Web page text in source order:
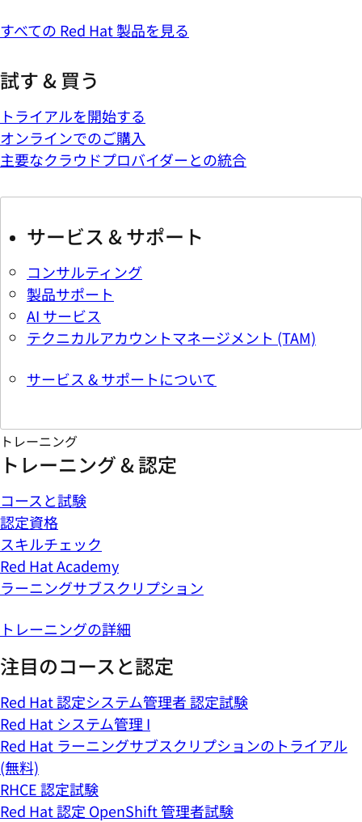
すべての Red Hat 製品を見る
試す & 買う
トライアルを開始する
オンラインでのご購入
主要なクラウドプロバイダーとの統合
サービス & サポート
コンサルティング
製品サポート
AI サービス
テクニカルアカウントマネージメント (TAM)
サービス & サポートについて
トレーニング
トレーニング & 認定
コースと試験
認定資格
スキルチェック
Red Hat Academy
ラーニングサブスクリプション
トレーニングの詳細
注目のコースと認定
Red Hat 認定システム管理者 認定試験
Red Hat システム管理 I
Red Hat ラーニングサブスクリプションのトライアル
(無料)
RHCE 認定試験
Red Hat 認定 OpenShift 管理者試験